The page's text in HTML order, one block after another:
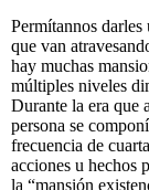
Permítannos
que van
hay muchas
múltiples niveles
Durante la era que
persona se
frecuencia de
acciones u hechos
la “mansión